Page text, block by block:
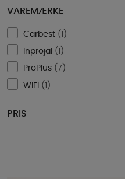
VAREMÆRKE
Carbest ( )
Inprojal ( )
ProPlus ( 7 )
WIFI (1 )
PRIS